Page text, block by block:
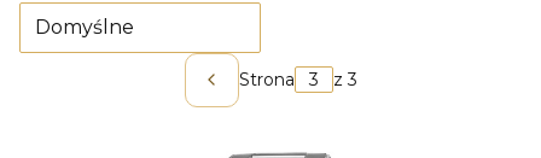
Domyślne
Poprzednie produkty
Strona z 3